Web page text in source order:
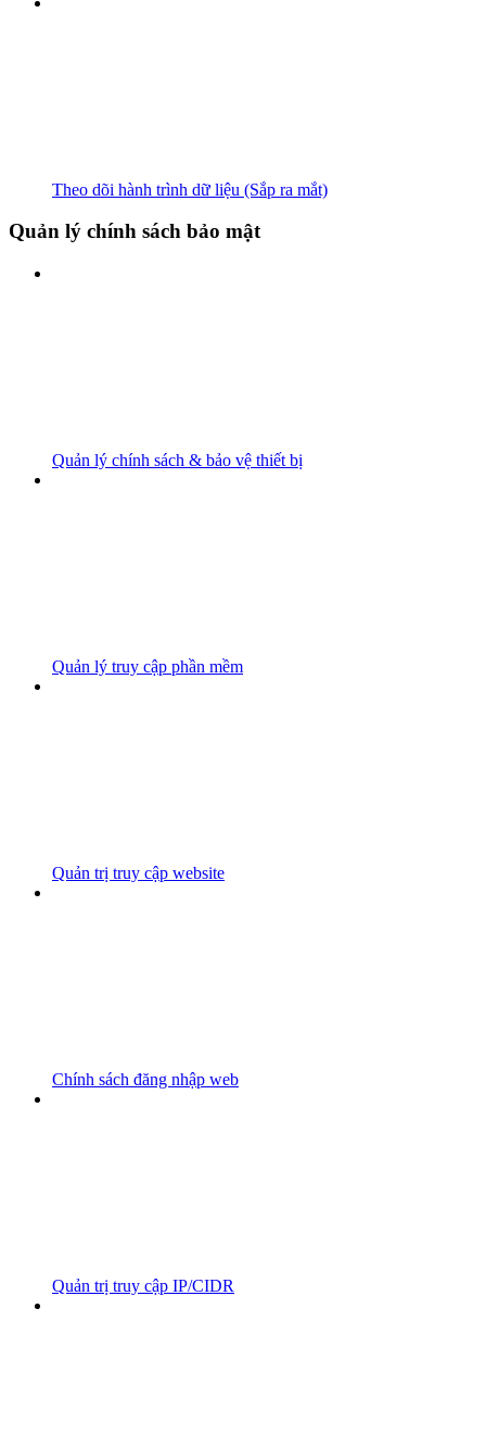
Theo dõi hành trình dữ liệu (Sắp ra mắt)
Quản lý chính sách bảo mật
Quản lý chính sách & bảo vệ thiết bị
Quản lý truy cập phần mềm
Quản trị truy cập website
Chính sách đăng nhập web
Quản trị truy cập IP/CIDR